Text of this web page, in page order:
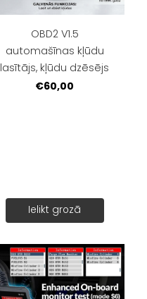
OBD2 V1.5
automašīnas kļūdu
lasītājs, kļūdu dzēsējs
€60,00
Ielikt grozā